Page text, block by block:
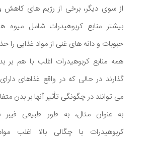
از سوی دیگر، برخی از رژیم های کاهش
بیشتر منابع کربوهیدرات شامل میوه
حبوبات و دانه های غنی از مواد غذایی را
همه منابع کربوهیدرات اغلب با هم بر
گذارند در حالی که در واقع غذاهای
می توانند در چگونگی تأثیر آنها بر بدن
به عنوان مثال، به طور طبیعی فیبر
کربوهیدرات با چگالی بالا اغلب